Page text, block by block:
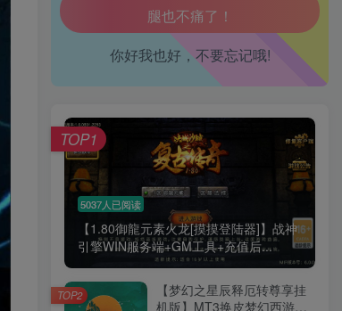
工作也轻松了！
你好我也好，不要忘记哦!
5037人已阅读
【1.80御龍元素火龙[摸摸登陆器]】战神
引擎WIN服务端+GM工具+充值后...
TOP1
【梦幻之星辰释厄转尊享挂
机版】MT3换皮梦幻西游
TOP2